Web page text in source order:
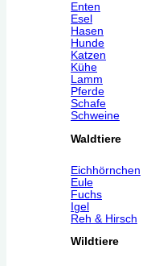
Enten
Esel
Hasen
Hunde
Katzen
Kühe
Lamm
Pferde
Schafe
Schweine
Waldtiere
Eichhörnchen
Eule
Fuchs
Igel
Reh & Hirsch
Wildtiere